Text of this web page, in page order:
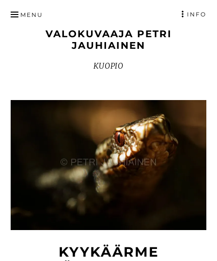
SISÄLTÖÖN
VALOKUVAAJA PETRI
JAUHIAINEN
KUOPIO
MENU INFO
KYYKÄÄRME